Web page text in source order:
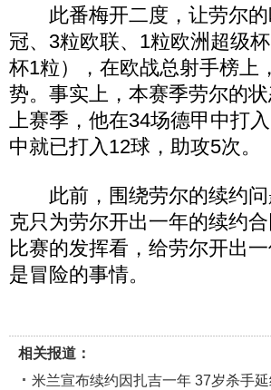
此番梅开二度，让劳尔的
冠、3粒欧联、1粒欧洲超级
杯1粒），在欧战总射手榜上
势。事实上，本赛季劳尔的
上赛季，他在34场德甲中打
中就已打入12球，助攻5次。
此前，围绕劳尔的续约问
克只为劳尔开出一年的续约
比赛的发挥看，给劳尔开出
是冒险的事情。
相关报道：
米兰宣布续约因扎吉一年 37岁杀手